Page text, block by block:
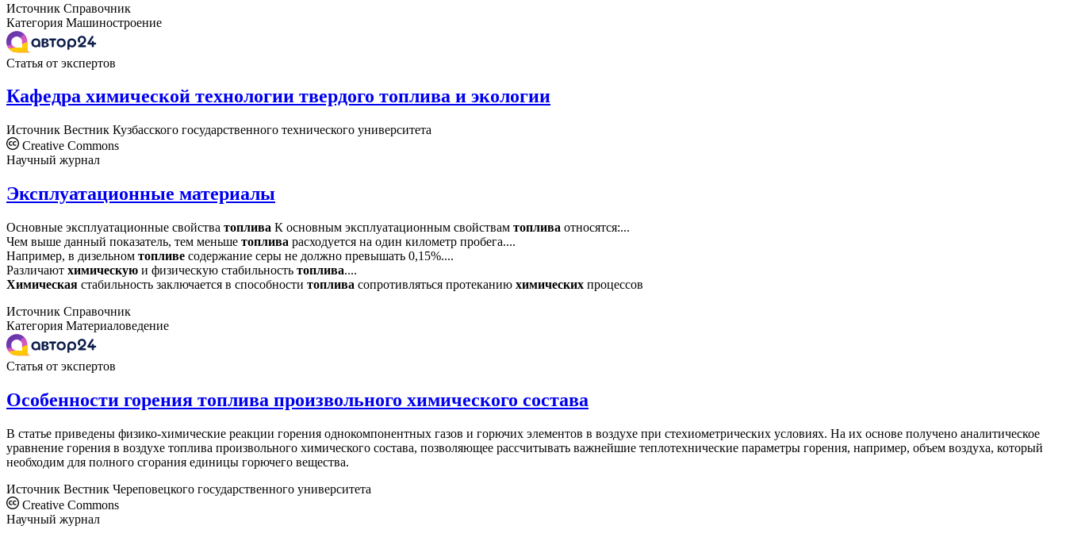
Источник Справочник
Категория Машиностроение
Статья от экспертов
Кафедра химической технологии твердого топлива и экологии
Источник Вестник Кузбасского государственного технического университета
Creative Commons
Научный журнал
Эксплуатационные материалы
Основные эксплуатационные свойства топлива К основным эксплуатационным свойствам топлива относятся:...
Чем выше данный показатель, тем меньше топлива расходуется на один километр пробега....
Например, в дизельном топливе содержание серы не должно превышать 0,15%....
Различают химическую и физическую стабильность топлива....
Химическая стабильность заключается в способности топлива сопротивляться протеканию химических процессов
Источник Справочник
Категория Материаловедение
Статья от экспертов
Особенности горения топлива произвольного химического состава
В статье приведены физико-химические реакции горения однокомпонентных газов и горючих элементов в воздухе при стехиометрических условиях. На их основе получено аналитическое
уравнение горения в воздухе топлива произвольного химического состава, позволяющее рассчитывать важнейшие теплотехнические параметры горения, например, объем воздуха, который
необходим для полного сгорания единицы горючего вещества.
Источник Вестник Череповецкого государственного университета
Creative Commons
Научный журнал